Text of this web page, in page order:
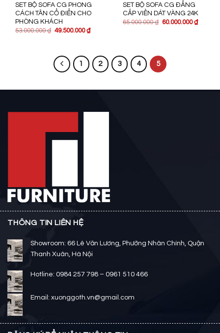
SET BỘ SOFA CG PHONG
CÁCH TÂN CỔ ĐIỂN CHO
PHÒNG KHÁCH
53.000.000₫ 49.500.000₫
SET BỘ SOFA CG ĐẲNG
CẤP VIỀN DÁT VÀNG 24K
65.000.000₫ 60.000.000₫
1 2 3 4 5
THÔNG TIN LIÊN HỆ
Showroom: 66 Lê Văn Lương, Phường Nhân Chính, Quận
Thanh Xuân, Hà Nội
Hotline: 0984 257 798 – 0961 510 466
Email: xuonggoth.vn@gmail.com